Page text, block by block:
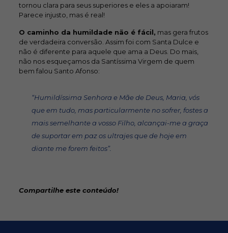
tornou clara para seus superiores e eles a apoiaram!
Parece injusto, mas é real!
O caminho da humildade não é fácil, mas gera frutos
de verdadeira conversão. Assim foi com Santa Dulce e
não é diferente para aquele que ama a Deus. Do mais,
não nos esqueçamos da Santíssima Virgem de quem
bem falou Santo Afonso:
“Humildíssima Senhora e Mãe de Deus, Maria, vós
que em tudo, mas particularmente no sofrer, fostes a
mais semelhante a vosso Filho, alcançai-me a graça
de suportar em paz os ultrajes que de hoje em
diante me forem feitos”.
Compartilhe este conteúdo!